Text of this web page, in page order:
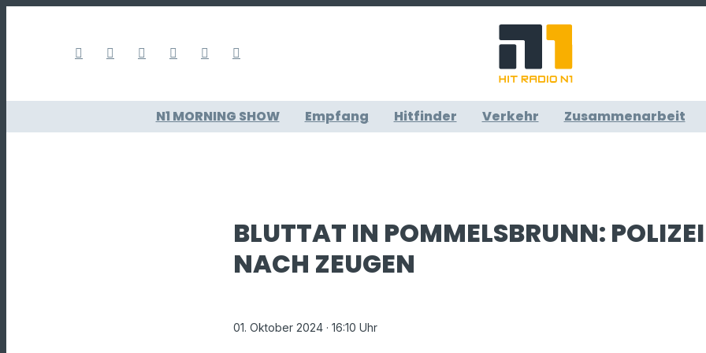
N1 MORNING SHOW Empfang Hitfinder Verkehr Zusammenarbeit
BLUTTAT IN POMMELSBRUNN:
NACH ZEUGEN
01. Oktober 2024 · 16:10 Uhr